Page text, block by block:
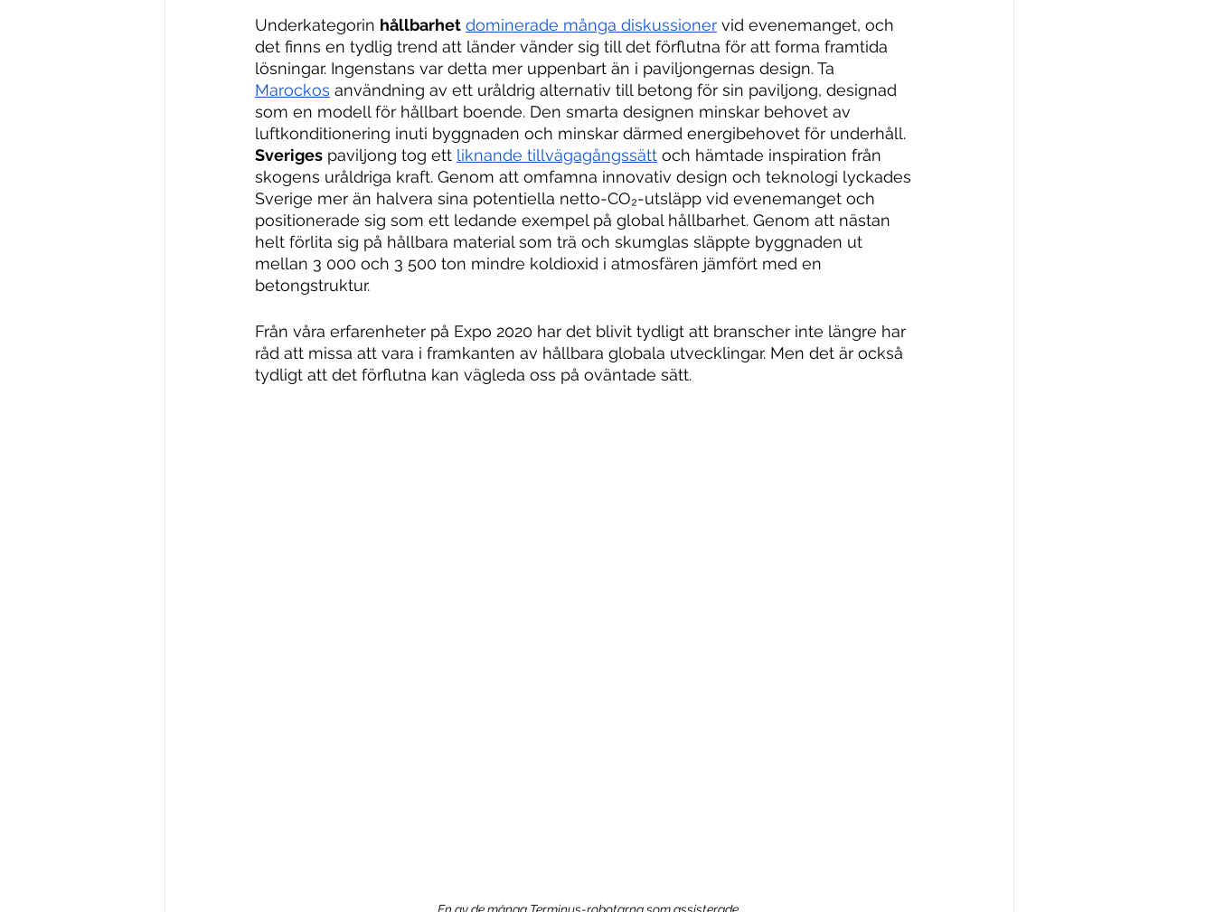
Underkategorin hållbarhet dominerade många diskussioner vid evenemanget, och
det finns en tydlig trend att länder vänder sig till det förflutna för att forma framtida
lösningar. Ingenstans var detta mer uppenbart än i paviljongernas design. Ta
Marockos användning av ett uråldrig alternativ till betong för sin paviljong, designad
som en modell för hållbart boende. Den smarta designen minskar behovet av
luftkonditionering inuti byggnaden och minskar därmed energibehovet för underhåll.
Sveriges paviljong tog ett liknande tillvägagångssätt och hämtade inspiration från
skogens uråldriga kraft. Genom att omfamna innovativ design och teknologi lyckades
Sverige mer än halvera sina potentiella netto-CO₂-utsläpp vid evenemanget och
positionerade sig som ett ledande exempel på global hållbarhet. Genom att nästan
helt förlita sig på hållbara material som trä och skumglas släppte byggnaden ut
mellan 3 000 och 3 500 ton mindre koldioxid i atmosfären jämfört med en
betongstruktur.
Från våra erfarenheter på Expo 2020 har det blivit tydligt att branscher inte längre har
råd att missa att vara i framkanten av hållbara globala utvecklingar. Men det är också
tydligt att det förflutna kan vägleda oss på oväntade sätt.